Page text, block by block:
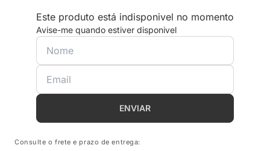
Este produto está indisponivel no momento
Avise-me quando estiver disponivel
ENVIAR
Consulte o frete e prazo de entrega: